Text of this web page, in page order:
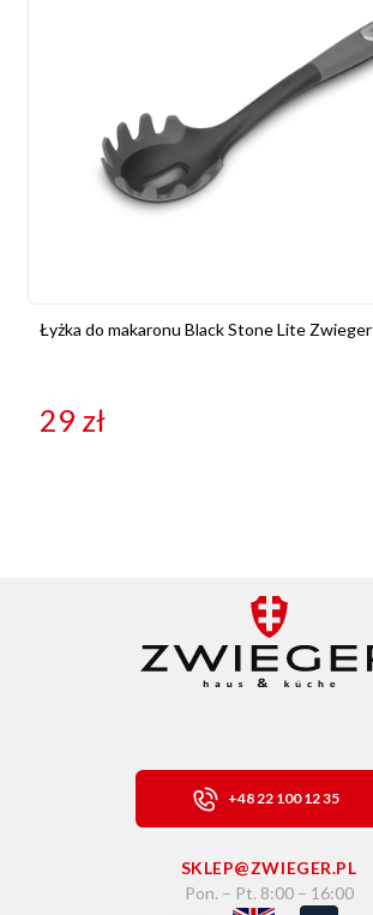
Łyżka do makaronu Black Stone Lite Zwieger
29 zł
+48 22 100 12 35
SKLEP@ZWIEGER.PL
Pon. – Pt. 8:00 – 16:00